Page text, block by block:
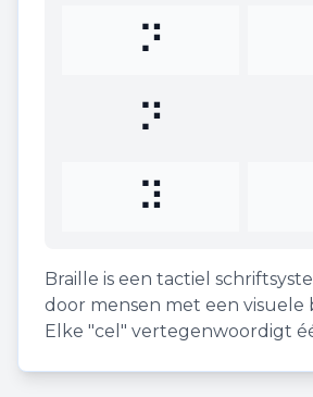
⠝
⠝
⠽
Braille is een tactiel
door mensen met een visuele
Elke "cel" vertegenwoordigt